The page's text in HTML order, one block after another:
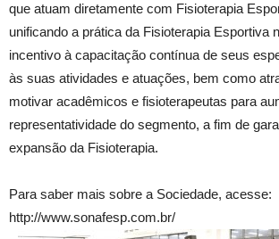
que atuam diretamente com Fisioterapia
unificando a prática da Fisioterapia Esportiva
incentivo à capacitação contínua de seus
às suas atividades e atuações, bem como
motivar acadêmicos e fisioterapeutas para
representatividade do segmento, a fim de
expansão da Fisioterapia.
Para saber mais sobre a Sociedade, acesse:
http://www.sonafesp.com.br/